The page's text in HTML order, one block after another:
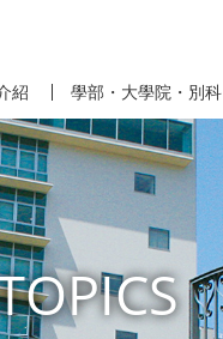
紹 學部・大學院・別科